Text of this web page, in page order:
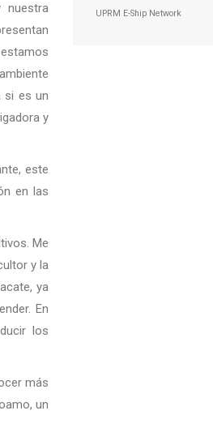
nuestra
si es un
y
este
en las
Me
y la
ya
En
los
más
un
UPRM E-Ship Network